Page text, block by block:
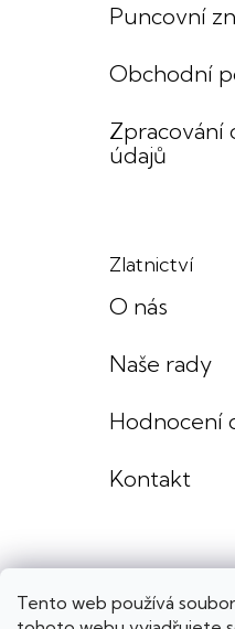
Tento web používá
Puncovní
Obchodní
Zpracování
údajů
Zlatnictví
O nás
Naše rady
Hodnocení
Kontakt